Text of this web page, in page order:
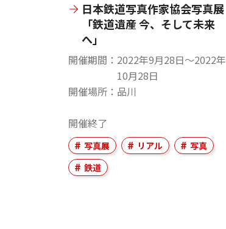
日本鉄道写真作家協会写真展
「鉄道遺産 今、そして未来
へ」
開催期間
2022年9月28日〜2022年
10月28日
開催場所
品川
開催終了
写真展 リアル
写真
鉄道